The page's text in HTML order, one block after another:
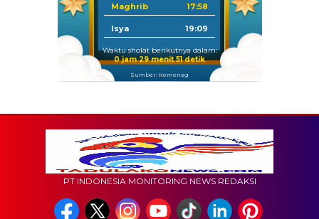
Maghrib 17:58
Isya 19:09
Waktu sholat berikutnya dalam:
0 jam 29 menit 50 detik
Sumber: Kemenag
PT INDONESIA MONITORING NEWS REDAKSI